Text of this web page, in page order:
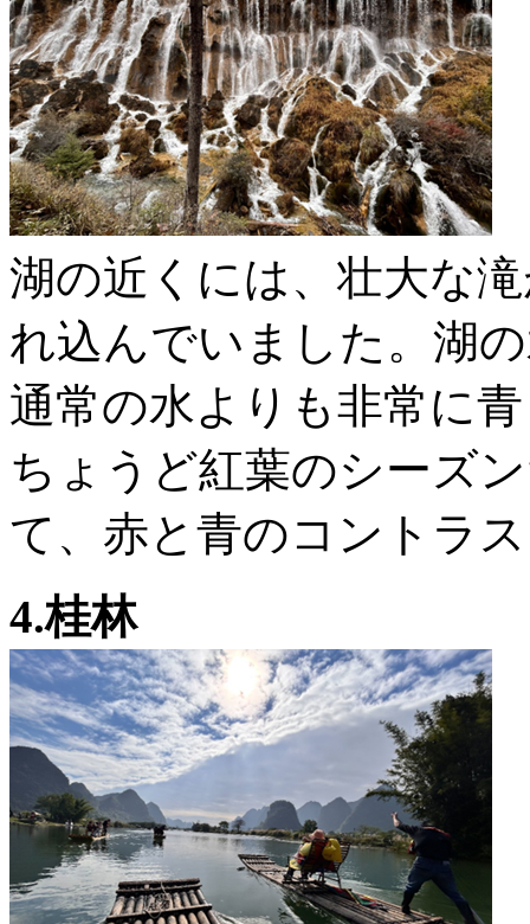
湖の近くには、壮大な
れ込んでいました。湖
通常の水よりも非常に
ちょうど紅葉のシーズ
て、赤と青のコントラ
4.桂林